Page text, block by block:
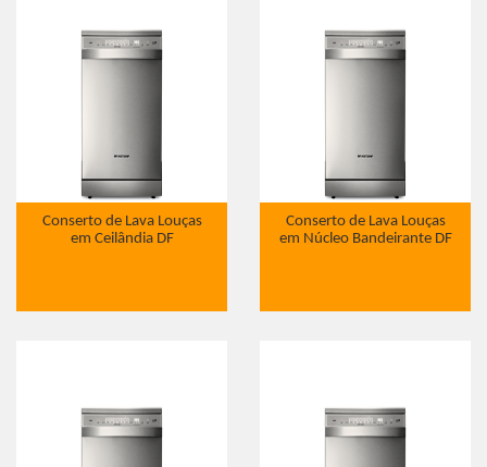
Conserto de Lava Louças
em Ceilândia DF
Conserto de Lava Louças
em Núcleo Bandeirante DF